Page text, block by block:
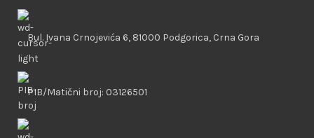
Bul. Ivana Crnojevića 6, 81000 Podgorica, Crna Gora
PIB/Matični broj: 03126501